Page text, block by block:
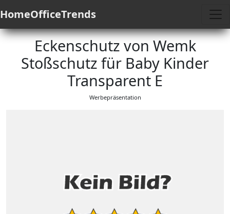
HomeOfficeTrends
Eckenschutz von Wemk
Stoßschutz für Baby Kinder
Transparent E
Werbepräsentation